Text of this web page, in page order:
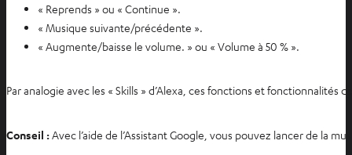
« Reprends » ou « Continue ».
« Musique suivante/précédente ».
« Augmente/baisse le volume. » ou « Volume à 50 % ».
Par analogie avec les « Skills » d’Alexa, ces fonctions et
Conseil :Avec l’aide de l’Assistant Google, vous pouvez lancer de la